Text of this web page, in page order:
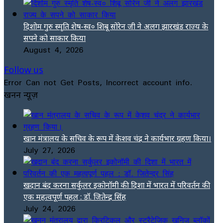
दिशोम गुरु स्मृति शेष-स्व० शिबू सोरेन जी ने अलग झारखंड राज्य के
सपने को साकार किया
August 4, 2026
Follow us
Error Can not Get Posts, Incorrect account info.
खनन न्यूज़
खान मंत्रालय के सचिव के रूप में केशव चंद्र ने कार्यभार ग्रहण किया।
July 27, 2026
खदान बंद करना सर्कुलर इकोनॉमी की दिशा में भारत में परिवर्तन की
एक महत्वपूर्ण पहल : डॉ. जितेन्द्र सिंह
July 24, 2026